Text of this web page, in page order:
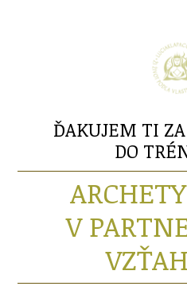
ĎAKUJEM TI
DO
V